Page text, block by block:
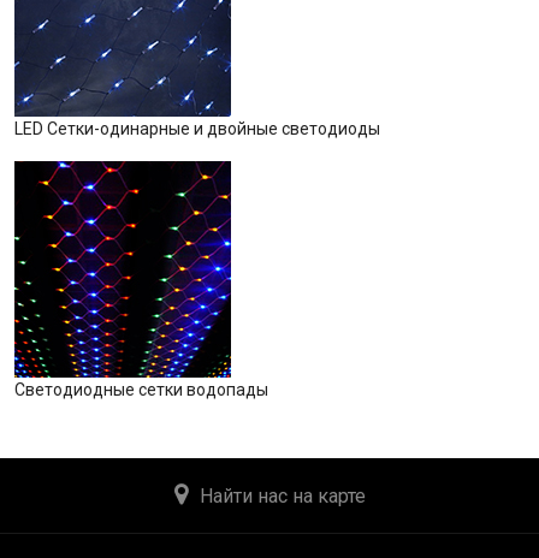
LED Сетки-одинарные и двойные светодиоды
Светодиодные сетки водопады
Найти нас на карте